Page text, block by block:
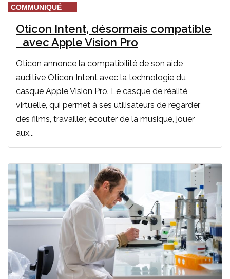
COMMUNIQUÉ
Oticon Intent, désormais compatible
avec Apple Vision Pro
Oticon annonce la compatibilité de son aide
auditive Oticon Intent avec la technologie du
casque Apple Vision Pro. Le casque de réalité
virtuelle, qui permet à ses utilisateurs de regarder
des films, travailler, écouter de la musique, jouer
aux...